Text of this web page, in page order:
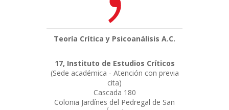
Teoría Crítica y Psicoanálisis A.C.
17, Instituto de Estudios Críticos
(Sede académica - Atención con previa
cita)
Cascada 180
Colonia Jardínes del Pedregal de San